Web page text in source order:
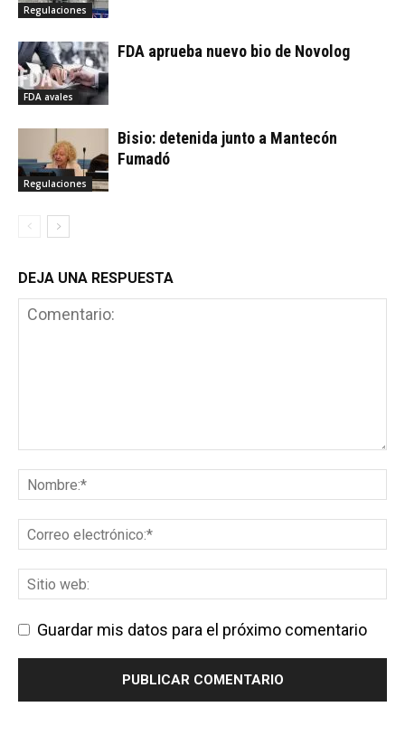
Regulaciones
FDA avales
FDA aprueba nuevo bio de Novolog
Regulaciones
Bisio: detenida junto a Mantecón
Fumadó
DEJA UNA RESPUESTA
Guardar mis datos para el próximo comentario